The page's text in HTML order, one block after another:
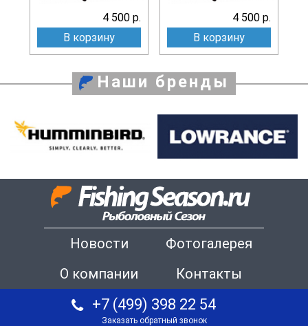
4 500 р.
В корзину
4 500 р.
В корзину
Наши бренды
Новости
Фотогалерея
О компании
Контакты
+7 (499) 398 22 54
Заказать обратный звонок